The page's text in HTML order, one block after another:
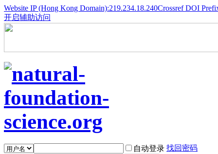
Website IP (Hong Kong Domain):219.234.18.240Crossref DOI
开启辅助访问
自动登录 找回密码